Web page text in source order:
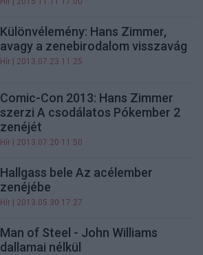
Különvélemény: Hans Zimmer,
avagy a zenebirodalom visszavág
Hír | 2013.07.23 11:25
Comic-Con 2013: Hans Zimmer
szerzi A csodálatos Pókember 2
zenéjét
Hír | 2013.07.20 11:50
Hallgass bele Az acélember
zenéjébe
Hír | 2013.05.30 17:27
Man of Steel - John Williams
dallamai nélkül